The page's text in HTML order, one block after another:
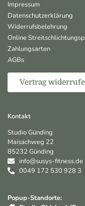
Impressum
Datenschutzerklärung
Widerrufsbelehrung
Online
Zahlungsarten
AGBs
Vertrag
Kontakt
Studio Günding
Maisachweg 22
85232 Günding
info@susys-fitness.de
0049 172 530 928 3
Popup-Standorte: